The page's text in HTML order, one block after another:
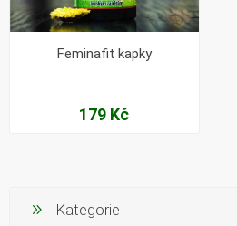
Feminafit kapky
179 Kč
Kategorie